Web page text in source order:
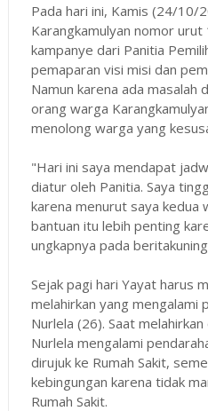
Pada hari ini, Kamis (24/10/
Karangkamulyan nomor
kampanye dari Panitia
pemaparan visi misi dan
Namun karena ada masalah
orang warga
menolong warga yang
"Hari ini saya mendapat
diatur oleh Panitia. Saya
karena menurut saya kedua
bantuan itu lebih penting
ungkapnya pada
Sejak pagi hari Yayat harus
melahirkan yang mengalami
Nurlela (26). Saat
Nurlela mengalami
dirujuk ke Rumah Sakit,
kebingungan karena tidak
Rumah Sakit.